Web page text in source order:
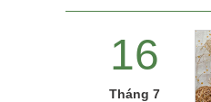
16
Tháng 7